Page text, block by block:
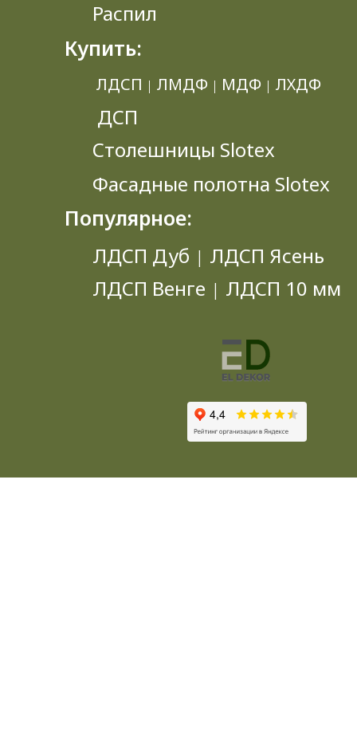
Распил
Купить:
ЛДСП | ЛМДФ | МДФ | ЛХДФ
ДСП
Столешницы Slotex
Фасадные полотна Slotex
Популярное:
ЛДСП Дуб | ЛДСП Ясень
ЛДСП Венге | ЛДСП 10 мм